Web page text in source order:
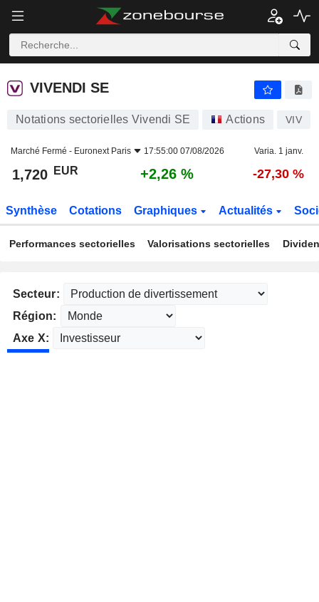
VIVENDI SE
VIVENDI SE
Notations sectorielles Vivendi SE Actions VIV
Marché Fermé - Euronext Paris 17:55:00 07/08/2026 Varia. 1 janv.
1,720 EUR +2,26 % -27,30 %
Synthèse Cotations Graphiques Actualités
Performances sectorielles Valorisations sectorielles
Secteur:
Région:
Axe X: